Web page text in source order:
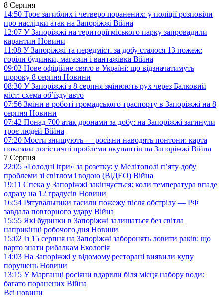
8 Серпня
14:50 Троє загиблих і четверо поранених: у поліції розповіли
про наслідки атак на Запоріжжі Війна
12:07 У Запоріжжі на території міського парку запровадили
карантин Новини
11:08 У Запоріжжі та передмісті за добу сталося 13 пожеж:
горіли будинки, магазин і вантажівка Війна
09:02 Нове офіційне свято в Україні: що відзначатимуть
щороку 8 серпня Новини
08:30 У Запоріжжі з 8 серпня змінюють рух через Балковий
міст: схема об’їзду авто
07:56 Зміни в роботі громадського траспорту в Запоріжжі на 8
серпня Новини
07:42 Понад 700 атак дронами за добу: на Запоріжжі загинули
троє людей Війна
07:20 Мости знищують — росіяни наводять понтони: карта
показала логістичні проблеми окупантів на Запоріжжі Війна
7 Серпня
22:05 «Голодні ігри» за розетку: у Мелітополі п’яту добу
проблеми зі світлом і водою (ВІДЕО) Війна
19:11 Спека у Запоріжжі закінчується: коли температура впаде
одразу на 12 градусів Новини
16:54 Рятувальники гасили пожежу після обстрілу — РФ
завдала повторного удару Війна
15:55 Які будинки в Запоріжжі залишаться без світла
наприкінці робочого дня Новини
15:02 Із 15 серпня на Запоріжжі заборонять ловити раків: що
варто знати рибалкам Екологія
14:03 На Запоріжжі у відомому ресторані виявили купу
порушень Новини
13:15 У Марганці росіяни вдарили біля місця набору води:
багато поранених Війна
Всі новини